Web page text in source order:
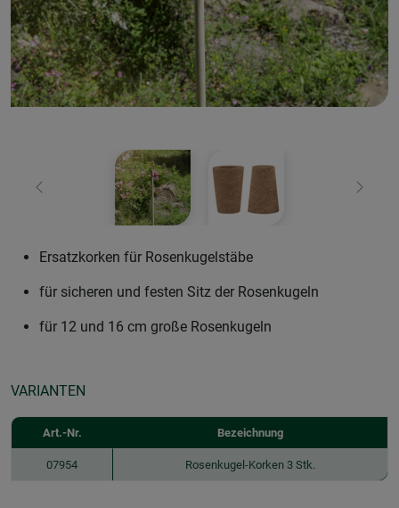
Zurück Weiter
Ersatzkorken für Rosenkugelstäbe
für sicheren und festen Sitz der Rosenkugeln
für 12 und 16 cm große Rosenkugeln
VARIANTEN
Art.-Nr. Bezeichnung
07954 Rosenkugel-Korken 3 Stk.